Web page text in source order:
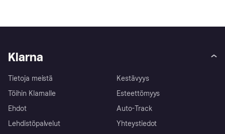
Klarna
Tietoja meistä
Töihin Klarnalle
Ehdot
Lehdistöpalvelut
Kestävyys
Esteettömyys
Auto-Track
Yhteystiedot